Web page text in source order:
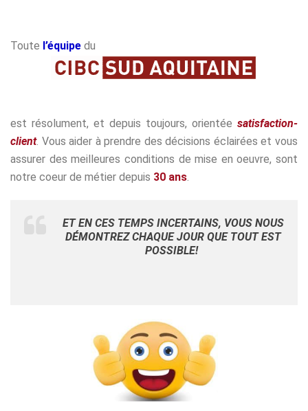
Toute l’équipe du
est résolument, et depuis toujours, orientée satisfaction-
client. Vous aider à prendre des décisions éclairées et vous
assurer des meilleures conditions de mise en oeuvre, sont
notre coeur de métier depuis 30 ans.
ET EN CES TEMPS INCERTAINS, VOUS NOUS
DÉMONTREZ CHAQUE JOUR QUE TOUT EST
POSSIBLE!